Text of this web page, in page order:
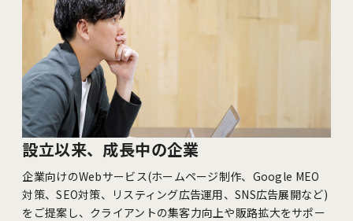
設立以来、成長中の企業
企業向けのWebサービス(ホームページ制作、Google MEO
対策、SEO対策、リスティング広告運用、SNS広告展開など)
をご提案し、クライアントの集客力向上や販路拡大をサポー